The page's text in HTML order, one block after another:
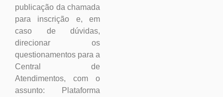
publicação da chamada
para inscrição e, em
caso de dúvidas,
direcionar os
questionamentos para a
Central de
Atendimentos, com o
assunto: Plataforma